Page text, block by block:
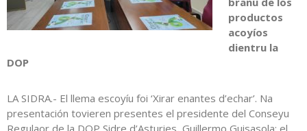
productos
acoyíos
dientru la
DOP
LA SIDRA.- El llema escoyíu foi ‘Xirar enantes d’echar’. Na
presentación tovieren presentes el presidente del Conseyu